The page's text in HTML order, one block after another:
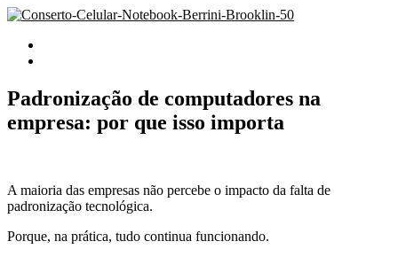
Padronização de computadores na
empresa: por que isso importa
A maioria das empresas não percebe o impacto da falta de
padronização tecnológica.
Porque, na prática, tudo continua funcionando.